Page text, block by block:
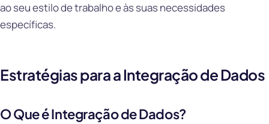
ao seu estilo de trabalho e às suas necessidades
específicas.
Estratégias para a Integração de Dados
O Que é Integração de Dados?